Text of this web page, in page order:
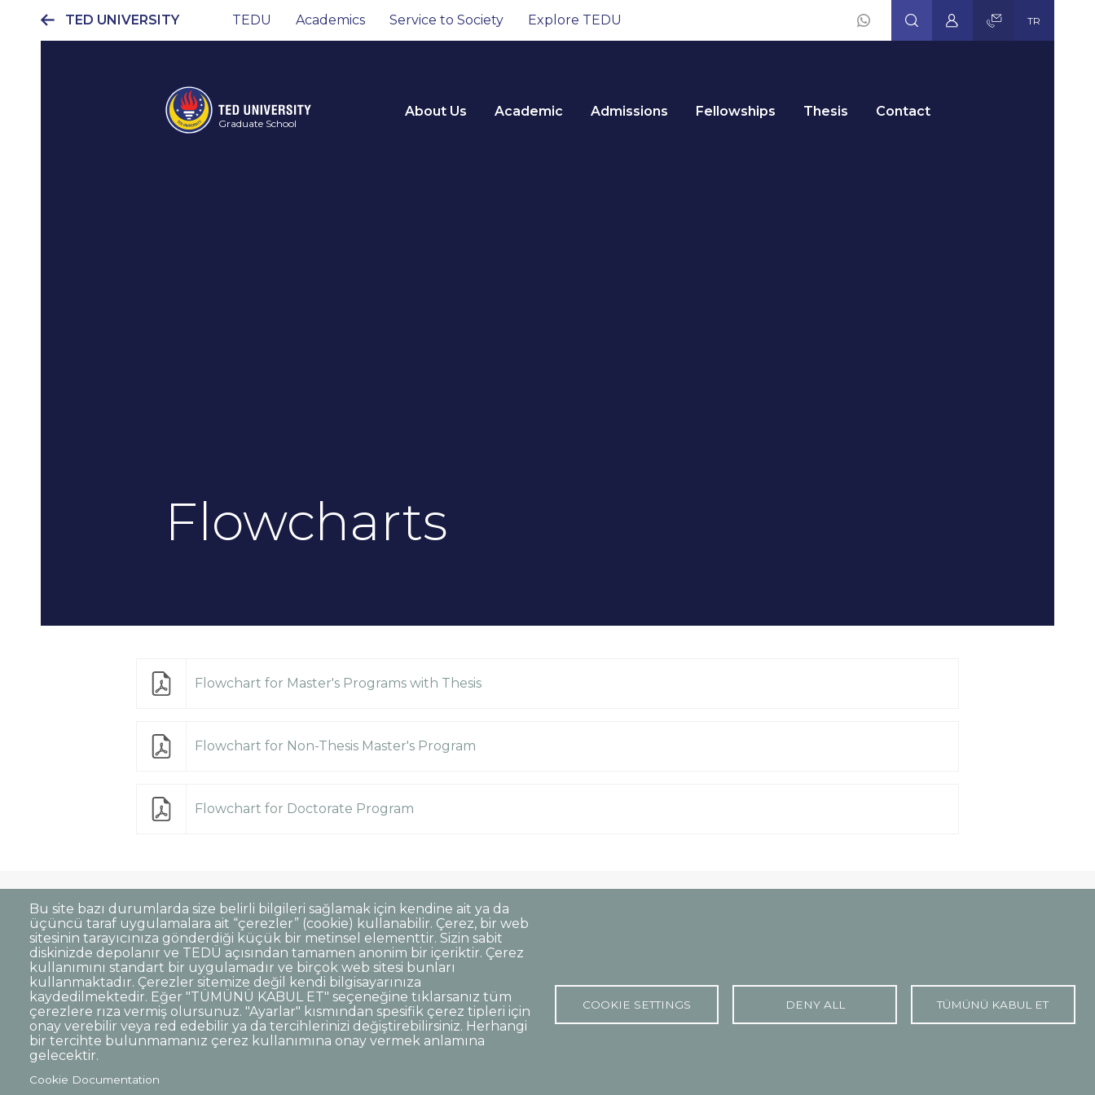
TED UNIVERSITY
Ana
menüsü
TEDU Academics Service to Society Explore TEDU
Social
TR
Flowcharts
Graduate School
About Us Academic Admissions Fellowships Thesis Contact
Flowchart for Master's Programs with Thesis
Flowchart for Non-Thesis Master's Program
Flowchart for Doctorate Program
Bu site bazı durumlarda size belirli bilgileri sağlamak için kendine ait ya da
üçüncü taraf uygulamalara ait “çerezler” (cookie) kullanabilir. Çerez, bir web
sitesinin tarayıcınıza gönderdiği küçük bir metinsel elementtir. Sizin sabit
diskinizde depolanır ve TEDÜ açısından tamamen anonim bir içeriktir. Çerez
kullanımını standart bir uygulamadır ve birçok web sitesi bunları
kullanmaktadır. Çerezler sitemize değil kendi bilgisayarınıza
kaydedilmektedir. Eğer "TÜMÜNÜ KABUL ET" seçeneğine tıklarsanız tüm
çerezlere rıza vermiş olursunuz. "Ayarlar" kısmından spesifik çerez tipleri için
onay verebilir veya red edebilir ya da tercihlerinizi değiştirebilirsiniz. Herhangi
bir tercihte bulunmamanız çerez kullanımına onay vermek anlamına
gelecektir.
Cookie Documentation
COOKIE SETTINGS DENY ALL TÜMÜNÜ KABUL ET
Dipnot
Clarification Text on Personal Data Processing Disclaimer
Corporate Identity
Open Consent Statement
© TED University. Ziya Gökalp Caddesi No:48 06420, Kolej Çankaya - Ankara
TED
University
Twitter
TED
University
YouTube
TED
University
Facebook
TED
University
Instagram
TED
University
LinkedIn
Contact
via